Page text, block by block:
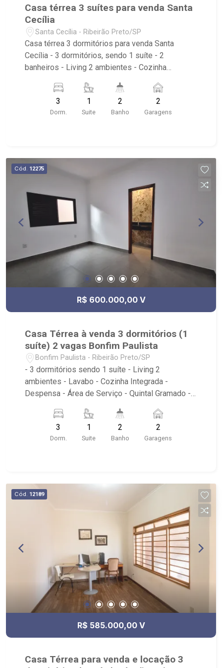
Casa térrea 3 suítes para venda Santa
Cecília
Santa Cecília - Ribeirão Preto/SP
Casa térrea 3 dormitórios para venda Santa
Cecília - 3 dormitórios, sendo 1 suíte - 2
banheiros - Living 2 ambientes - Cozinha
quente - Próximo ao AM Studio de Pilates,
Emporio Minas, Espaço Santa Cecília e Caturelli
Utilidades e presente.
3
Dorm.
1
Suite
2
Banho
2
Garagens
Cód. 12275
R$ 600.000,00 V
Casa Térrea à venda 3 dormitórios (1
suíte) 2 vagas Bonfim Paulista
Bonfim Paulista - Ribeirão Preto/SP
- 3 dormitórios sendo 1 suíte - Living 2
ambientes - Lavabo - Cozinha Integrada -
Despensa - Área de Serviço - Quintal Gramado -
Eletrônico - 2 vagas descobertas - Localizado
próximo a Avenida Miguel Padulla, Rodovia
Antônio Machado Sant`Anna, BATERIAS BATEX
3
Dorm.
1
Suite
2
Banho
2
Garagens
Cód. 12189
R$ 585.000,00 V
Casa Térrea para venda e locação 3